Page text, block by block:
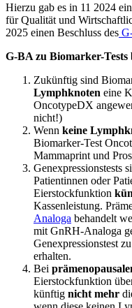
Hierzu gab es in 11 2024
für Qualität und
2025 einen Beschluss des
G-BA zu Biomarker-Tests
Zukünftig sind
Lymphknoten eine
OncotypeDX
nicht!)
Wenn keine
Biomarker-Test
Mammaprint und
Genexpressionstests
Patientinnen oder
Eierstockfunktion
Kassenleistung.
Analoga behandelt
mit GnRH-Analoga
Genexpressionstest
erhalten.
Bei
Eierstockfunktion
künftig nicht mehr